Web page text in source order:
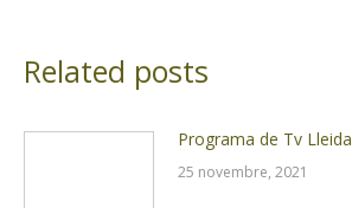
Related posts
Programa de Tv Lleida
25 novembre, 2021